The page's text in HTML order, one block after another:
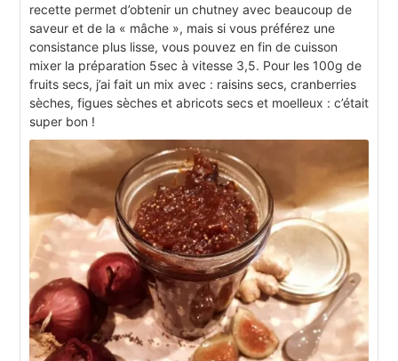
recette permet d’obtenir un chutney avec beaucoup de
saveur et de la « mâche », mais si vous préférez une
consistance plus lisse, vous pouvez en fin de cuisson
mixer la préparation 5sec à vitesse 3,5. Pour les 100g de
fruits secs, j’ai fait un mix avec : raisins secs, cranberries
sèches, figues sèches et abricots secs et moelleux : c’était
super bon !